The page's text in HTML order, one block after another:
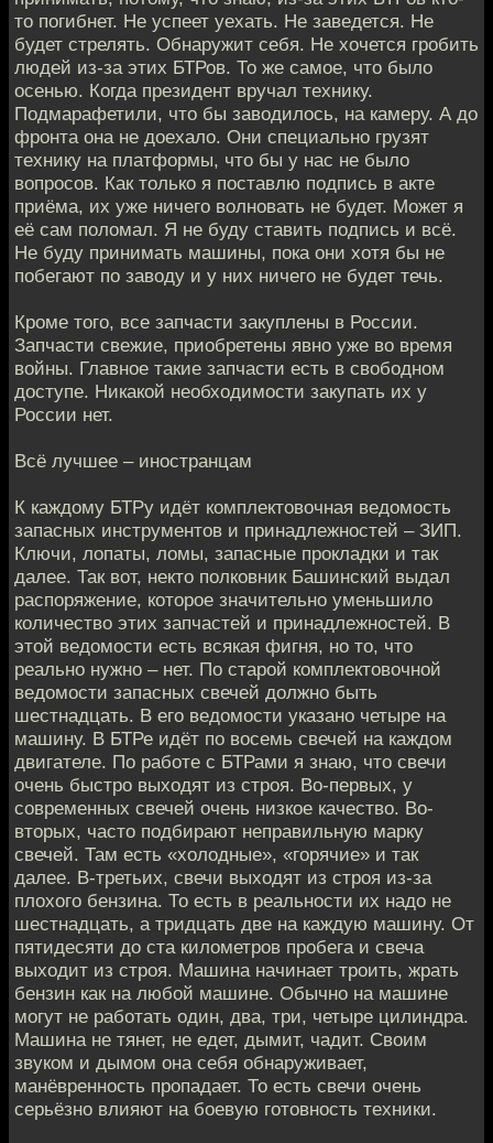
то погибнет. Не успеет уехать. Не заведется. Не
будет стрелять. Обнаружит себя. Не хочется гробить
людей из-за этих БТРов. То же самое, что было
осенью. Когда президент вручал технику.
Подмарафетили, что бы заводилось, на камеру. А до
фронта она не доехало. Они специально грузят
технику на платформы, что бы у нас не было
вопросов. Как только я поставлю подпись в акте
приёма, их уже ничего волновать не будет. Может я
её сам поломал. Я не буду ставить подпись и всё.
Не буду принимать машины, пока они хотя бы не
побегают по заводу и у них ничего не будет течь.
Кроме того, все запчасти закуплены в России.
Запчасти свежие, приобретены явно уже во время
войны. Главное такие запчасти есть в свободном
доступе. Никакой необходимости закупать их у
России нет.
Всё лучшее – иностранцам
К каждому БТРу идёт комплектовочная ведомость
запасных инструментов и принадлежностей – ЗИП.
Ключи, лопаты, ломы, запасные прокладки и так
далее. Так вот, некто полковник Башинский выдал
распоряжение, которое значительно уменьшило
количество этих запчастей и принадлежностей. В
этой ведомости есть всякая фигня, но то, что
реально нужно – нет. По старой комплектовочной
ведомости запасных свечей должно быть
шестнадцать. В его ведомости указано четыре на
машину. В БТРе идёт по восемь свечей на каждом
двигателе. По работе с БТРами я знаю, что свечи
очень быстро выходят из строя. Во-первых, у
современных свечей очень низкое качество. Во-
вторых, часто подбирают неправильную марку
свечей. Там есть «холодные», «горячие» и так
далее. В-третьих, свечи выходят из строя из-за
плохого бензина. То есть в реальности их надо не
шестнадцать, а тридцать две на каждую машину. От
пятидесяти до ста километров пробега и свеча
выходит из строя. Машина начинает троить, жрать
бензин как на любой машине. Обычно на машине
могут не работать один, два, три, четыре цилиндра.
Машина не тянет, не едет, дымит, чадит. Своим
звуком и дымом она себя обнаруживает,
манёвренность пропадает. То есть свечи очень
серьёзно влияют на боевую готовность техники.